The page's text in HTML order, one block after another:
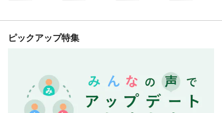
ピックアップ特集